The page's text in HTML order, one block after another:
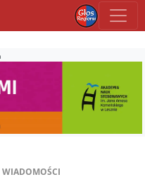
WIADOMOŚCI